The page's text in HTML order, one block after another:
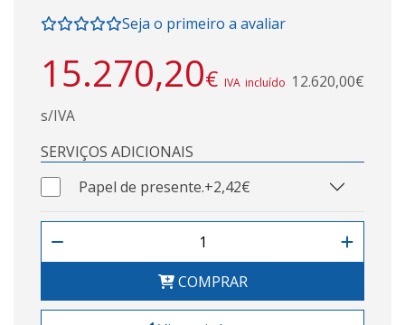
Seja o primeiro a avaliar
15.270,20€ IVA incluído 12.620,00€
s/IVA
SERVIÇOS ADICIONAIS
Papel de presente.+2,42€
COMPRAR